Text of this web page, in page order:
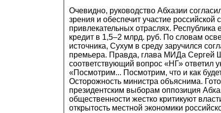
Очевидно, руководство Абхазии
зрения и обеспечит участие российской
привлекательных отраслях.
кредит в 1,5–2 млрд. руб. По словам
источника, Сухум в среду заручился
премьера. Правда, глава МИДа Сергей
соответствующий вопрос «НГ» ответил
«Посмотрим... Посмотрим, что и как
Осторожность министра объяснима.
президентским выборам оппозиция
общественности жестко критикуют
открытость местной экономики